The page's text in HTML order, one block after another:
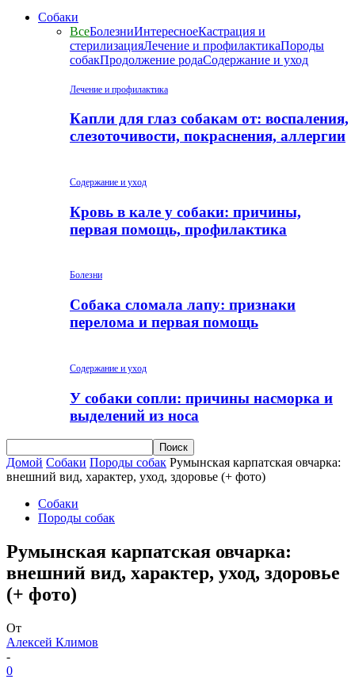
Собаки
ВсеБолезниИнтересноеКастрация и
стерилизацияЛечение и профилактикаПороды
собакПродолжение родаСодержание и уход
Лечение и профилактика
Капли для глаз собакам от: воспаления,
слезоточивости, покраснения, аллергии
Содержание и уход
Кровь в кале у собаки: причины,
первая помощь, профилактика
Болезни
Собака сломала лапу: признаки
перелома и первая помощь
Содержание и уход
У собаки сопли: причины насморка и
выделений из носа
Домой Собаки Породы собак Румынская карпатская овчарка:
внешний вид, характер, уход, здоровье (+ фото)
Собаки
Породы собак
Румынская карпатская овчарка:
внешний вид, характер, уход, здоровье
(+ фото)
От
Алексей Климов
-
0